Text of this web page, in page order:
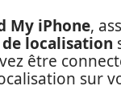
My iPhone,
localisation
être
sur